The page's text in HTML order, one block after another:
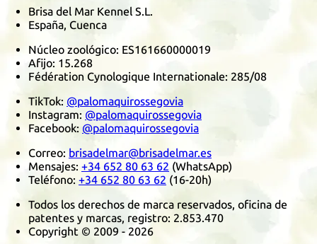
Brisa del Mar Kennel S.L.
España, Cuenca
Núcleo zoológico: ES161660000019
Afijo: 15.268
Fédération Cynologique Internationale: 285/08
TikTok: @palomaquirossegovia
Instagram: @palomaquirossegovia
Facebook: @palomaquirossegovia
Correo: brisadelmar@brisadelmar.es
Mensajes: +34 652 80 63 62 (WhatsApp)
Teléfono: +34 652 80 63 62 (16-20h)
Todos los derechos de marca reservados, oficina de
patentes y marcas, registro: 2.853.470
Copyright © 2009 - 2026